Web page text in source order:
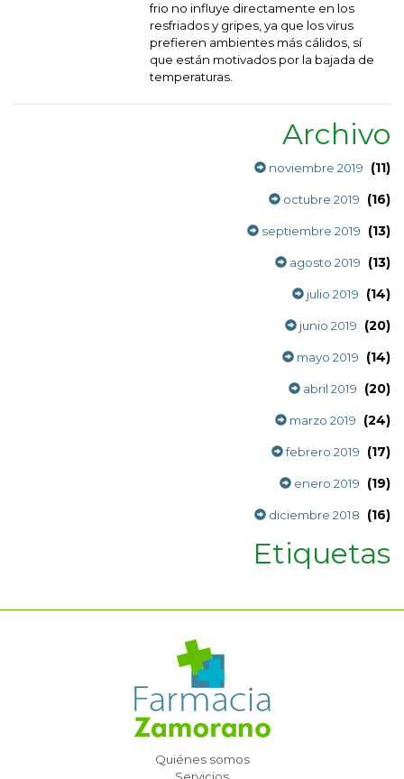
frio no influye directamente en los
resfriados y gripes, ya que los virus
prefieren ambientes más cálidos, sí
que están motivados por la bajada de
temperaturas.
Archivo
noviembre 2019 (11)
octubre 2019 (16)
septiembre 2019 (13)
agosto 2019 (13)
julio 2019 (14)
junio 2019 (20)
mayo 2019 (14)
abril 2019 (20)
marzo 2019 (24)
febrero 2019 (17)
enero 2019 (19)
diciembre 2018 (16)
Etiquetas
Quiénes somos